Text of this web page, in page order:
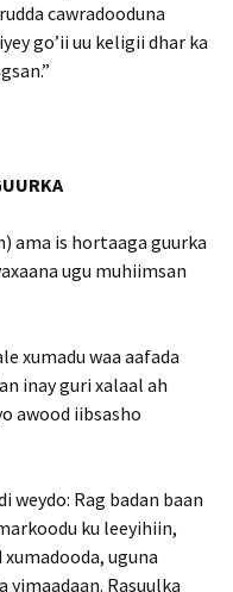
cawradooduna
go’ii uu keligii dhar ka
ama is hortaaga guurka
ugu muhiimsan
xumadu waa aafada
inay guri xalaal ah
awood iibsasho
weydo: Rag badan baan
ku leeyihiin,
xumadooda, uguna
yimaadaan. Rasuulka